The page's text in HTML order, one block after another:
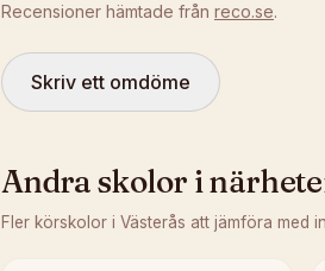
Recensioner hämtade från reco.se.
Skriv ett omdöme
Andra skolor i
Fler körskolor i Västerås att jämföra med